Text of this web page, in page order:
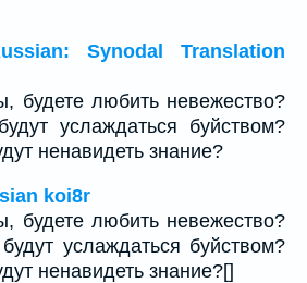
Synodal Translation
будете любить невежество?
услаждаться буйством?
ненавидеть знание?
koi8r
будете любить невежество?
услаждаться буйством?
ненавидеть знание?[]